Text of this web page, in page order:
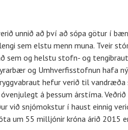
unnið að því að sópa götur í
sem elstu menn muna. Tveir
og helstu stofn- og
og Umhverfisstofnun hafa
hefur verið til vandræða
á þessum árstíma.
snjómokstur í haust einnig
um 55 milljónir króna árið 2015